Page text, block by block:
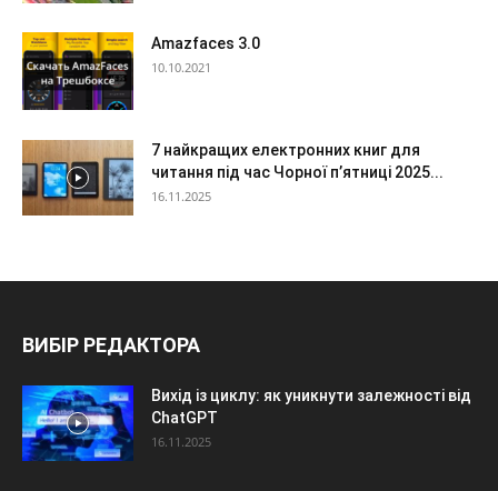
Amazfaces 3.0
10.10.2021
7 найкращих електронних книг для
читання під час Чорної п’ятниці 2025...
16.11.2025
ВИБІР РЕДАКТОРА
Вихід із циклу: як уникнути залежності від
ChatGPT
16.11.2025